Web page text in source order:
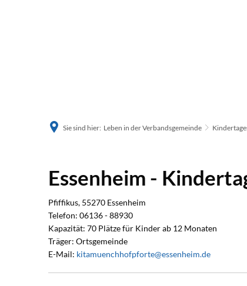
Sie sind hier: Leben in der Verbandsgemeinde
EssenheimEssenheim -
Pfiffikus, 55270 Essenheim
Telefon: 06136 - 88930
Kapazität: 70 Plätze für Kinder ab 12 Monaten
Träger: Ortsgemeinde
E-Mail: kitamuenchhofpforte@essenheim.de